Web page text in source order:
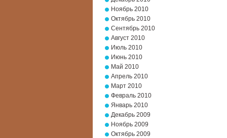
Ноябрь 2010
Октябрь 2010
Сентябрь 2010
Август 2010
Июль 2010
Июнь 2010
Май 2010
Апрель 2010
Март 2010
Февраль 2010
Январь 2010
Декабрь 2009
Ноябрь 2009
Октябрь 2009